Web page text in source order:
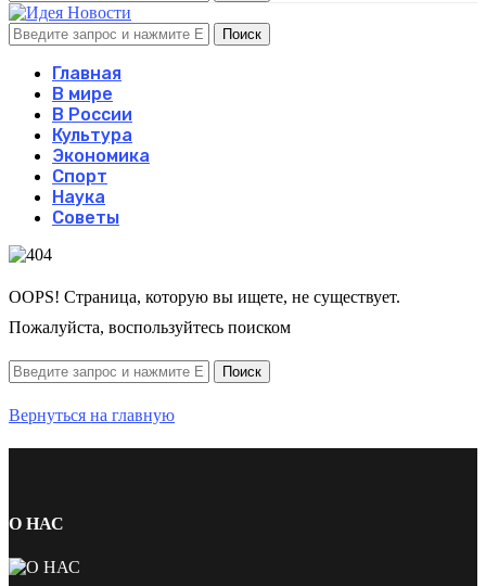
Поиск
Главная
В мире
В России
Культура
Экономика
Спорт
Наука
Советы
OOPS! Страница, которую вы ищете, не существует.
Пожалуйста, воспользуйтесь поиском
Вернуться на главную
О НАС